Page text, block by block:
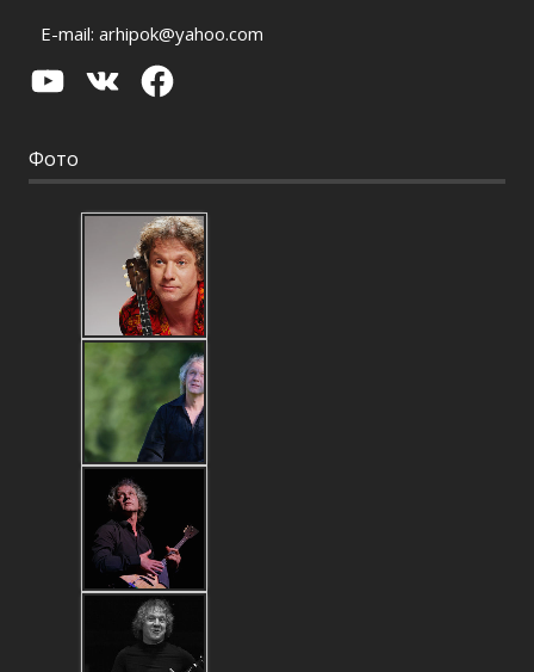
E-mail:arhipok@yahoo.com
YouTube
VK Facebook
Фото